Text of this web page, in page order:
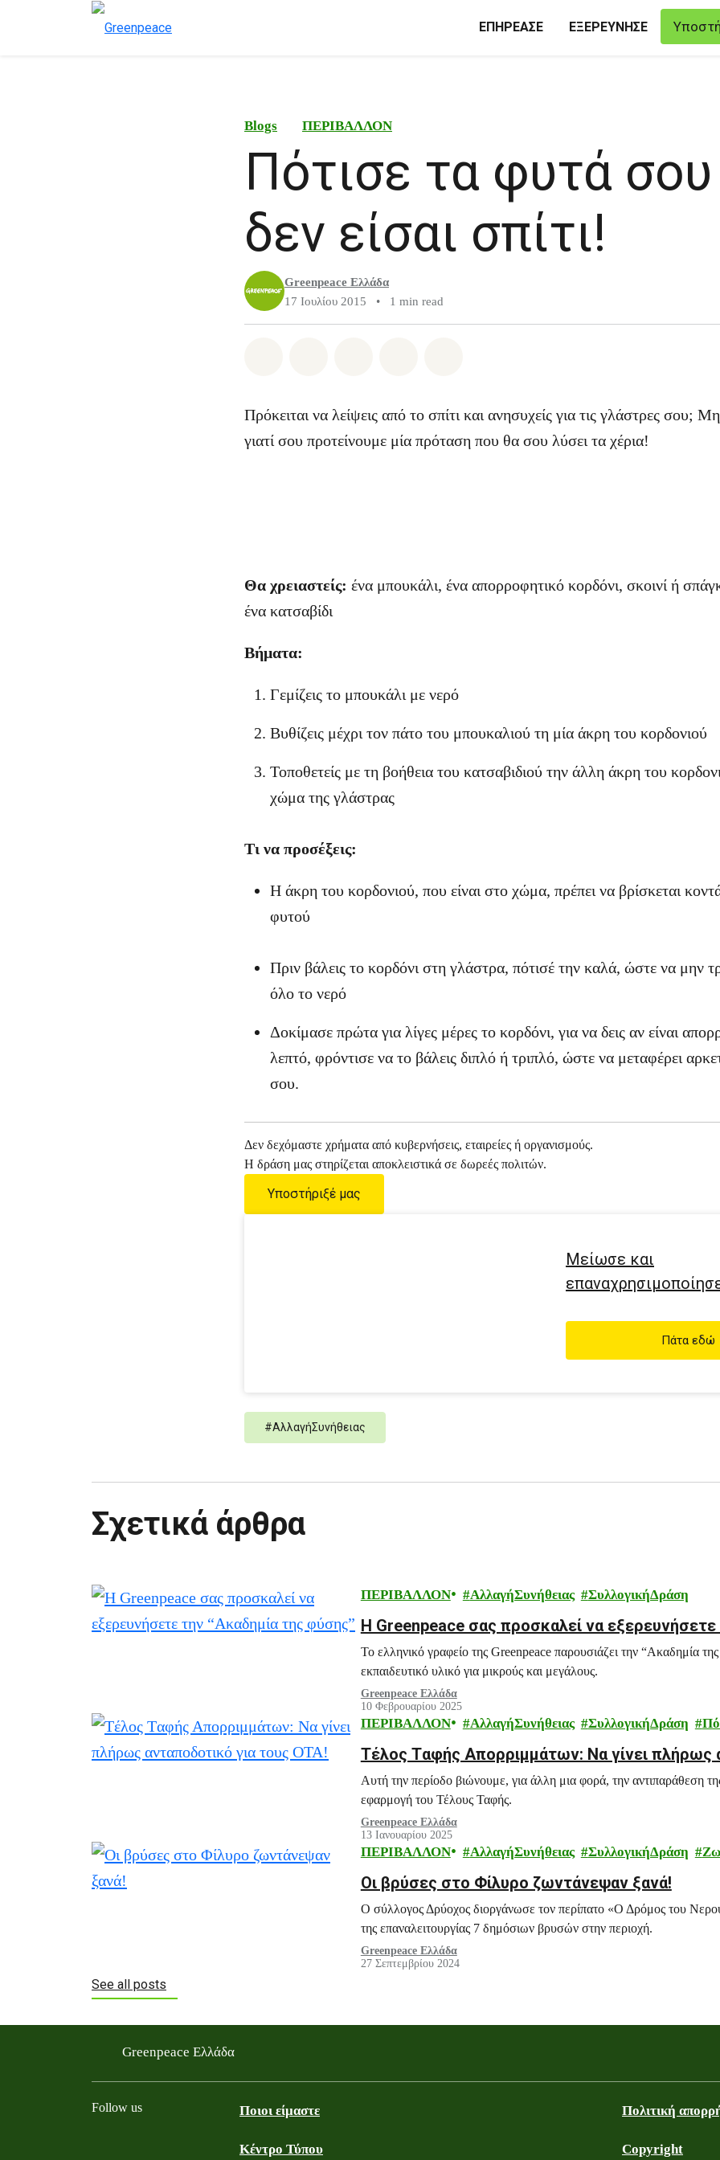
ΕΠΗΡΕΑΣΕ ΕΞΕΡΕΥΝΗΣΕ
Blogs ΠΕΡΙΒΑΛΛΟΝ
Πότισε τα φυτά
δεν είσαι σπίτι!
Greenpeace Ελλάδα
17 Ιουλίου 2015
• 1 min read
Πρόκειται να λείψεις από το σπίτι και ανησυχείς για τις γλάστρες σου;
γιατί σου προτείνουμε μία πρόταση που θα σου λύσει τα χέρια!
Θα χρειαστείς: ένα μπουκάλι, ένα απορροφητικό κορδόνι, σκοινί ή
ένα κατσαβίδι
Βήματα:
Γεμίζεις το μπουκάλι με νερό
Βυθίζεις μέχρι τον πάτο του μπουκαλιού τη μία άκρη του κορδονιού
Τοποθετείς με τη βοήθεια του κατσαβιδιού την άλλη άκρη του
χώμα της γλάστρας
Τι να προσέξεις:
Η άκρη του κορδονιού, που είναι στο χώμα, πρέπει να βρίσκεται
φυτού
Πριν βάλεις το κορδόνι στη γλάστρα, πότισέ την καλά, ώστε να μην
όλο το νερό
Δοκίμασε πρώτα για λίγες μέρες το κορδόνι, για να δεις αν είναι
λεπτό, φρόντισε να το βάλεις διπλό ή τριπλό, ώστε να μεταφέρει
σου.
Δεν δεχόμαστε χρήματα από κυβερνήσεις, εταιρείες ή οργανισμούς.
Η δράση μας στηρίζεται αποκλειστικά σε δωρεές πολιτών.
Υποστήριξέ μας
Μείωσε και
Πάτα εδώ
#ΑλλαγήΣυνήθειας
Σχετικά άρθρα
ΠΕΡΙΒΑΛΛΟΝ ΑλλαγήΣυνήθειας ΣυλλογικήΔράση
Η Greenpeace σας προσκαλεί να
Το ελληνικό γραφείο της Greenpeace παρουσιάζει την “Ακαδημία
εκπαιδευτικό υλικό για μικρούς και μεγάλους.
Greenpeace Ελλάδα
10 Φεβρουαρίου 2025
ΠΕΡΙΒΑΛΛΟΝ ΑλλαγήΣυνήθειας ΣυλλογικήΔράση
Tέλος Tαφής Απορριμμάτων: Να γίνει πλήρως
Αυτή την περίοδο βιώνουμε, για άλλη μια φορά, την αντιπαράθεση
εφαρμογή του Τέλους Ταφής.
Greenpeace Ελλάδα
13 Ιανουαρίου 2025
ΠΕΡΙΒΑΛΛΟΝ ΑλλαγήΣυνήθειας ΣυλλογικήΔράση
Οι βρύσες στο Φίλυρο ζωντάνεψαν ξανά!
Ο σύλλογος Δρύοχος διοργάνωσε τον περίπατο «Ο Δρόμος του
της επαναλειτουργίας 7 δημόσιων βρυσών στην περιοχή.
Greenpeace Ελλάδα
27 Σεπτεμβρίου 2024
See all posts
Greenpeace Ελλάδα
Follow us Ποιοι είμαστε
Κέντρο Τύπου
Πολιτική
Copyright